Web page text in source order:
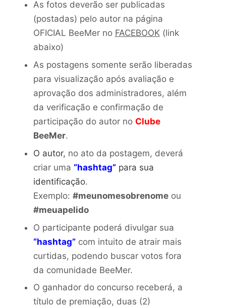
As fotos deverão ser publicadas
(postadas) pelo autor na página
OFICIAL BeeMer no FACEBOOK(link
abaixo)
As postagens somente serão liberadas
para visualização após avaliação e
aprovação dos administradores, além
da verificação e confirmação de
participação do autor no Clube
BeeMer.
O autor, no ato da postagem, deverá
criar uma “hashtag”para sua
identificação.
Exemplo: #meunomesobrenomeou
#meuapelido
O participante poderá divulgar sua
“hashtag” com intuito de atrair mais
curtidas, podendo buscar votos fora
da comunidade BeeMer.
O ganhador do concurso receberá, a
título de premiação, duas (2)